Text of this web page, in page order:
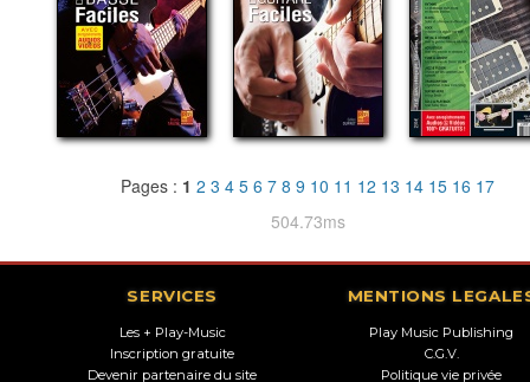
Pages : 1 2 3 4 5 6 7 8 9 10 11 12 13 14 15 16 17
504.73ms
SERVICES
Les + Play-Music
Inscription gratuite
Devenir partenaire du site
MENTIONS
Play Music Publishing
C.G.V.
Politique vie privée